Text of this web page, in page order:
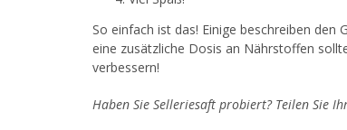
So einfach ist das! Einige beschreiben
eine zusätzliche Dosis an Nährstoffen
verbessern!
Haben Sie Selleriesaft probiert? Teilen Sie